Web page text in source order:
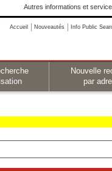
Autres informations et
Accueil Nouveautés Info Public
Nouvelle
par